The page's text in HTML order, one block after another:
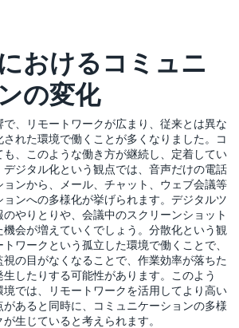
おけるコミュニ
の変化
で、リモートワークが広まり、従来とは異な
れた環境で働くことが多くなりました。コ
も、このような働き方が継続し、定着してい
デジタル化という観点では、音声だけの電話
ンから、メール、チャット、ウェブ会議等
ンへの多様化が挙げられます。デジタルツ
やりとりや、会議中のスクリーンショット
会が増えていくでしょう。分散化という観
ワークという孤立した環境で働くことで、
視の目がなくなることで、作業効率が落ちた
生したりする可能性があります。このよう
では、リモートワークを活用してより高い
あると同時に、コミュニケーションの多様
生じていると考えられます。